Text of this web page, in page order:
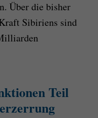
Über die bisher
Sibiriens sind
Teil